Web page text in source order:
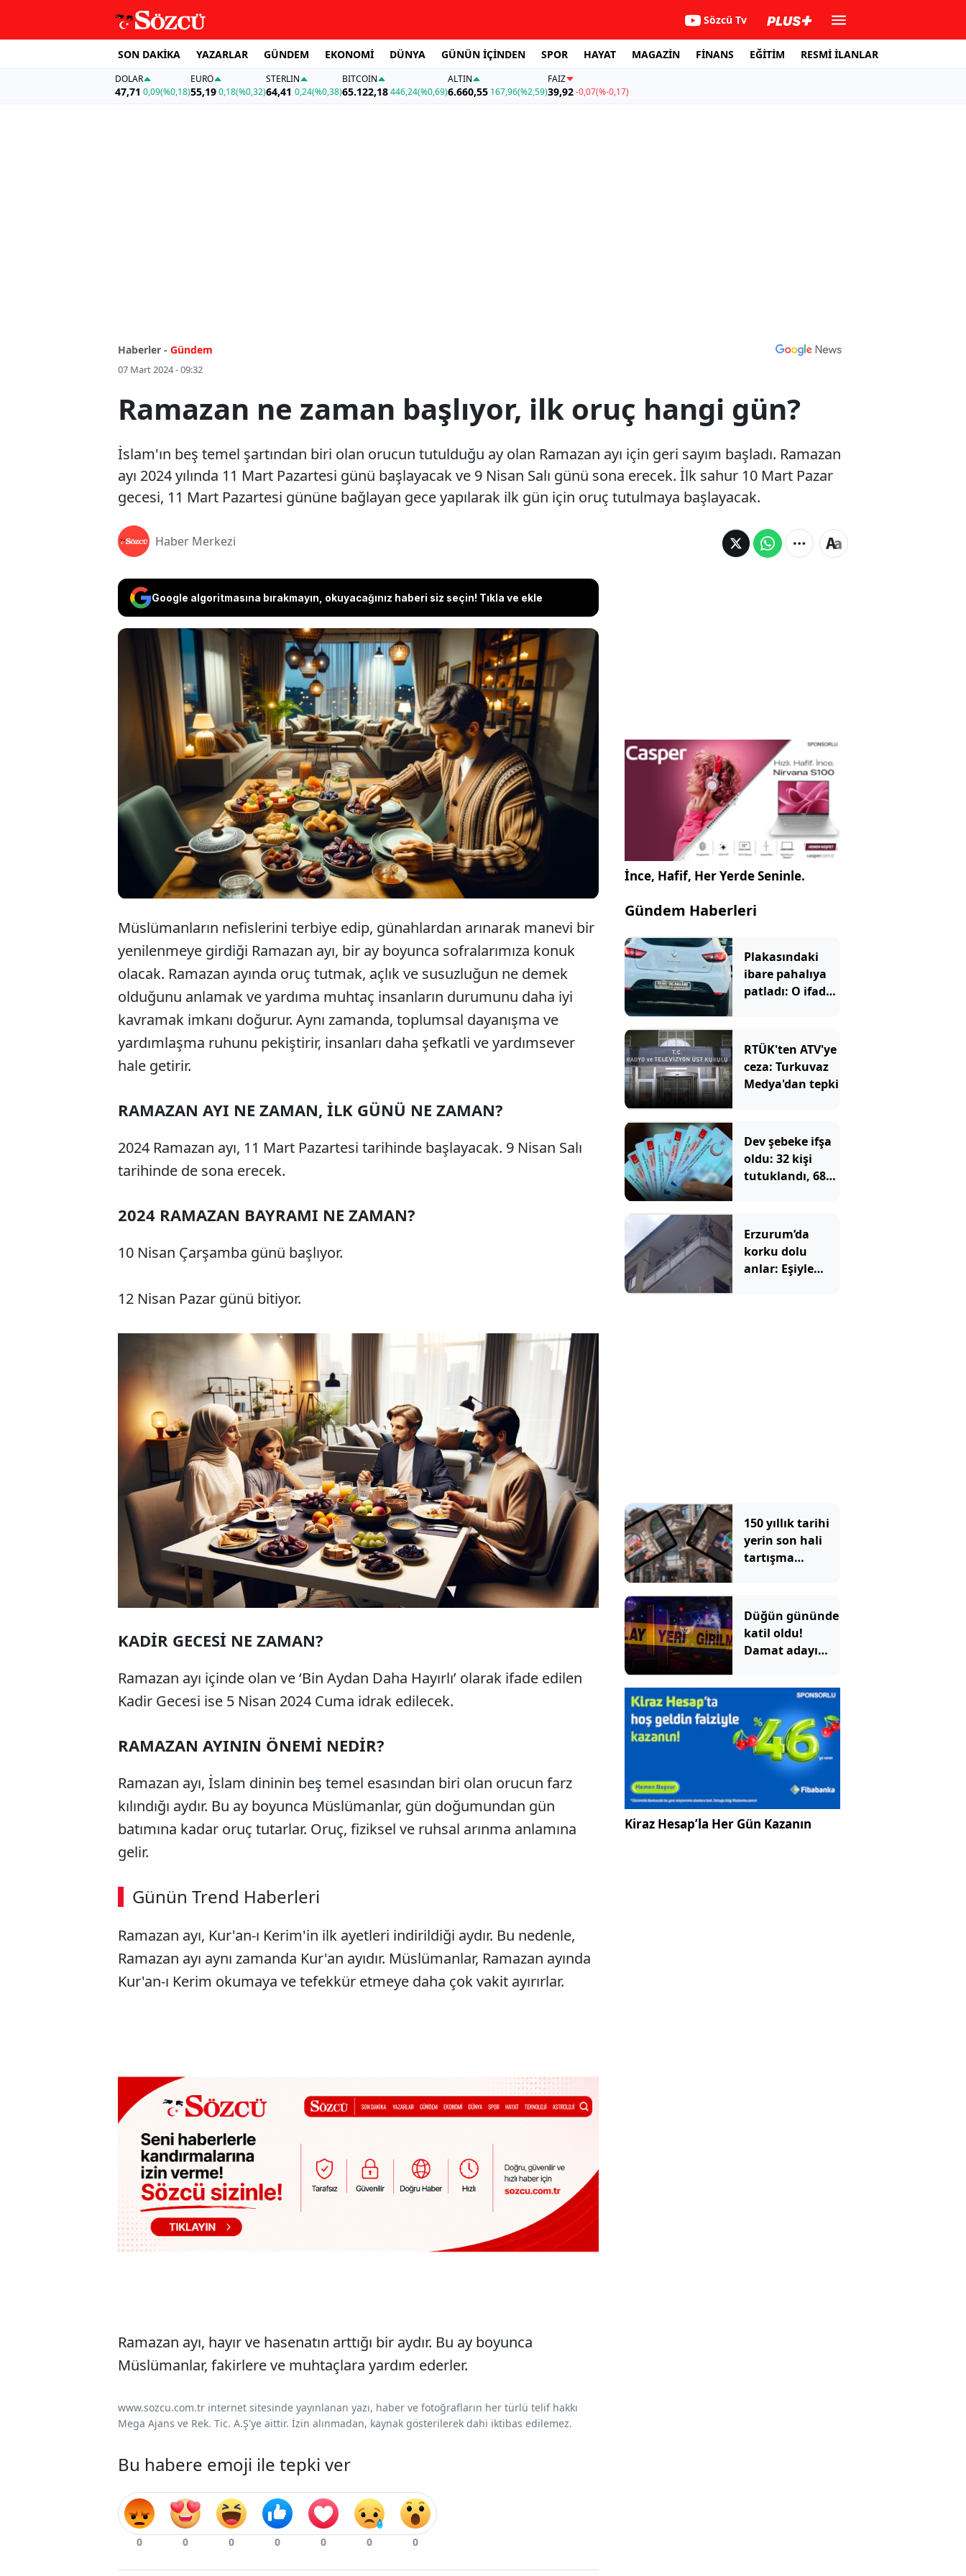
Sözcü Tv
SON DAKİKA YAZARLAR GÜNDEM EKONOMİ DÜNYA GÜNÜN İÇİNDEN SPOR HAYAT MAGAZİN FİNANS EĞİTİM RESMİ İLANLAR
DOLAR
47,71 0,09(%0,18)
EURO
55,19 0,18(%0,32)
STERLIN
64,41 0,24(%0,38)
BITCOIN
65.122,18446,24(%0,69)
ALTIN
6.660,55 167,96(%2,59)
FAİZ
39,92-0,07(%-0,17)
Haberler - Gündem
07 Mart 2024 - 09:32
Ramazan ne zaman başlıyor, ilk oruç hangi gün?
İslam'ın beş temel şartından biri olan orucun tutulduğu ay olan Ramazan ayı için geri sayım başladı. Ramazan
ayı 2024 yılında 11 Mart Pazartesi günü başlayacak ve 9 Nisan Salı günü sona erecek. İlk sahur 10 Mart Pazar
gecesi, 11 Mart Pazartesi gününe bağlayan gece yapılarak ilk gün için oruç tutulmaya başlayacak.
Haber Merkezi
Google algoritmasına bırakmayın, okuyacağınız haberi siz seçin! Tıkla ve ekle
İslam'ın beş temel şartından biri olan orucun tutulduğu ay olan
Ramazan ayı için geri sayım başladı. Ramazan ayı 2024 yılında 11
Mart Pazartesi günü başlayacak ve 9 Nisan Salı günü sona erecek. İlk
sahur 10 Mart Pazar gecesi, 11 Mart Pazartesi gününe bağlayan
gece yapılarak ilk gün için oruç tutulmaya başlayacak.
Müslümanların nefislerini terbiye edip, günahlardan arınarak manevi bir
yenilenmeye girdiği Ramazan ayı, bir ay boyunca sofralarımıza konuk
olacak. Ramazan ayında oruç tutmak, açlık ve susuzluğun ne demek
olduğunu anlamak ve yardıma muhtaç insanların durumunu daha iyi
kavramak imkanı doğurur. Aynı zamanda, toplumsal dayanışma ve
yardımlaşma ruhunu pekiştirir, insanları daha şefkatli ve yardımsever
hale getirir.
RAMAZAN AYI NE ZAMAN, İLK GÜNÜ NE ZAMAN?
2024 Ramazan ayı, 11 Mart Pazartesi tarihinde başlayacak. 9 Nisan Salı
tarihinde de sona erecek.
2024 RAMAZAN BAYRAMI NE ZAMAN?
10 Nisan Çarşamba günü başlıyor.
12 Nisan Pazar günü bitiyor.
KADİR GECESİ NE ZAMAN?
Ramazan ayı içinde olan ve ‘Bin Aydan Daha Hayırlı’ olarak ifade edilen
Kadir Gecesi ise 5 Nisan 2024 Cuma idrak edilecek.
RAMAZAN AYININ ÖNEMİ NEDİR?
Ramazan ayı, İslam dininin beş temel esasından biri olan orucun farz
kılındığı aydır. Bu ay boyunca Müslümanlar, gün doğumundan gün
batımına kadar oruç tutarlar. Oruç, fiziksel ve ruhsal arınma anlamına
gelir.
Günün Trend Haberleri
00:02 / 08:06
Sesi Aç
Ramazan ayı, Kur'an-ı Kerim'in ilk ayetleri indirildiği aydır. Bu nedenle,
Ramazan ayı aynı zamanda Kur'an ayıdır. Müslümanlar, Ramazan ayında
Kur'an-ı Kerim okumaya ve tefekkür etmeye daha çok vakit ayırırlar.
Ramazan ayı, hayır ve hasenatın arttığı bir aydır. Bu ay boyunca
Müslümanlar, fakirlere ve muhtaçlara yardım ederler.
www.sozcu.com.tr internet sitesinde yayınlanan yazı, haber ve fotoğrafların her türlü telif hakkı
Mega Ajans ve Rek. Tic. A.Ş'ye aittir. İzin alınmadan, kaynak gösterilerek dahi iktibas edilemez.
Bu habere emoji ile tepki ver
İnce, Hafif, Her Yerde Seninle.
Gündem Haberleri
Plakasındaki
ibare pahalıya
patladı: O ifade
RTÜK'ten ATV'ye
ceza: Turkuvaz
Medya'dan tepki
Dev şebeke ifşa
oldu: 32 kişi
tutuklandı, 687
iptal edilecek
Erzurum’da
korku dolu
anlar: Eşiyle
150 yıllık tarihi
yerin son hali
tartışma
Pasajı'ndaki
görüntü tepki
çekti
Düğün gününde
katil oldu!
Damat adayı
cezaevine girdi
Kiraz Hesap’la Her Gün Kazanın